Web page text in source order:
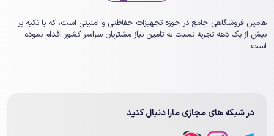
هامین فروشگاهی جامع در حوزه تجهیزات حفاظتی و امنیتی است، که با تکیه بر
بیش از یک ‏دهه تجربه نسبت به تامین نیاز مشتریان سراسر کشور اقدام نموده
است.
در شبکه های مجازی مارا دنبال کنید